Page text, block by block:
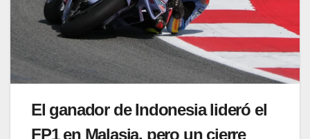
El ganador de Indonesia lideró el
FP1 en Malasia, pero un cierre